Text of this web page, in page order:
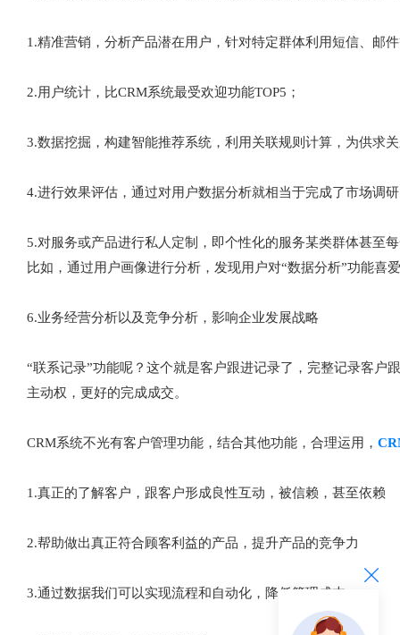
1.精准营销，分析产品潜在用户，针对特定群体利用短信、邮
2.用户统计，比CRM系统最受欢迎功能TOP5；
3.数据挖掘，构建智能推荐系统，利用关联规则计算，为供求
4.进行效果评估，通过对用户数据分析就相当于完成了市场调
5.对服务或产品进行私人定制，即个性化的服务某类群体甚至
比如，通过用户画像进行分析，发现用户对“数据分析”功能
6.业务经营分析以及竞争分析，影响企业发展战略
“联系记录”功能呢？这个就是客户跟进记录了，完整记录客户
主动权，更好的完成成交。
CRM系统不光有客户管理功能，结合其他功能，合理运用，
1.真正的了解客户，跟客户形成良性互动，被信赖，甚至依赖
2.帮助做出真正符合顾客利益的产品，提升产品的竞争力
3.通过数据我们可以实现流程和自动化，降低管理成本